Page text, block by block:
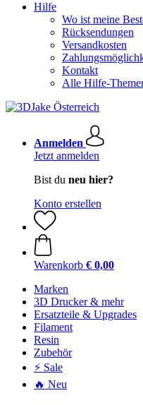
Hilfe
Wo ist meine
Rücksendungen
Versandkosten
Kontakt
Alle Hilfe-
Anmelden
Jetzt anmelden
Bist du neu hier?
Konto erstellen
Warenkorb € 0,00
Marken
3D Drucker & mehr
Ersatzteile & Upgrades
Filament
Resin
Zubehör
⚡ Sale
🔥 Neu